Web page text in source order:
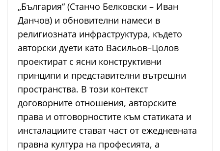
„България“ (Станчо Белковски – Иван
Данчов) и обновителни намеси в
религиозната инфраструктура, където
авторски дуети като Васильов–Цолов
проектират с ясни конструктивни
принципи и представителни вътрешни
пространства. В този контекст
договорните отношения, авторските
права и отговорностите към статиката и
инсталациите стават част от ежедневната
правна култура на професията, а